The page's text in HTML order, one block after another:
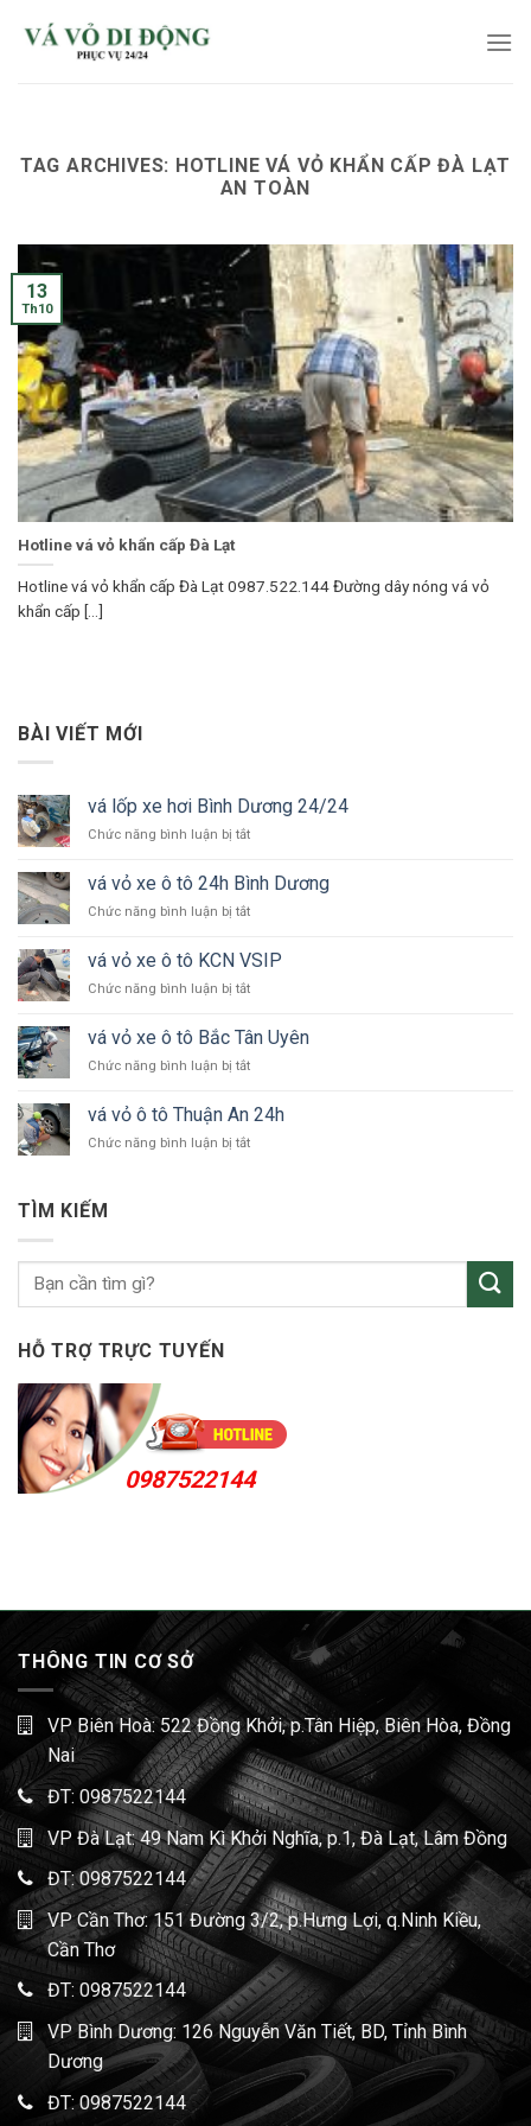
TAG ARCHIVES: HOTLINE VÁ VỎ KHẨN CẤP ĐÀ LẠT
AN TOÀN
Hotline vá vỏ khẩn cấp Đà Lạt
Hotline vá vỏ khẩn cấp Đà Lạt 0987.522.144 Đường dây nóng vá vỏ
khẩn cấp [...]
13
Th10
BÀI VIẾT MỚI
vá lốp xe hơi Bình Dương 24/24
Chức năng bình luận bị tắtở
lốp
xe
hơi
Dương
vá vỏ xe ô tô 24h Bình Dương
Chức năng bình luận bị tắtở
vỏ
xe
ô
24h
Dương
vá vỏ xe ô tô KCN VSIP
Chức năng bình luận bị tắtở
vỏ
xe
ô
KCN
vá vỏ xe ô tô Bắc Tân Uyên
Chức năng bình luận bị tắtở
vỏ
xe
ô
vá vỏ ô tô Thuận An 24h
Chức năng bình luận bị tắtở
An
TÌM KIẾM
HỖ TRỢ TRỰC TUYẾN
0987522144
THÔNG TIN CƠ SỞ
VP Biên Hoà: 522 Đồng Khởi, p.Tân Hiệp, Biên Hòa, Đồng
Nai
ĐT: 0987522144
VP Đà Lạt: 49 Nam Kì Khởi Nghĩa, p.1, Đà Lạt, Lâm Đồng
ĐT:0987522144
VP Cần Thơ: 151 Đường 3/2, p.Hưng Lợi, q.Ninh Kiều,
Cần Thơ
ĐT: 0987522144
VP Bình Dương: 126 Nguyễn Văn Tiết, BD, Tỉnh Bình
Dương
ĐT: 0987522144